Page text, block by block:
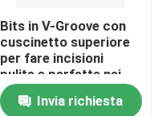
Bits in V-Groove con
cuscinetto superiore
per fare incisioni
pulite e perfette nei
pannelli
Invia richiesta